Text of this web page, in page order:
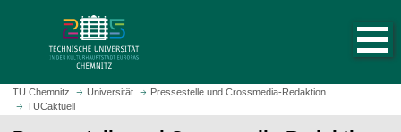
t
s
TU Chemnitz Universität
Pressestelle und Crossmedia-Redaktion
TUCaktuell